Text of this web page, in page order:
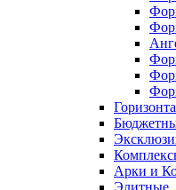
Арки и
Элитные